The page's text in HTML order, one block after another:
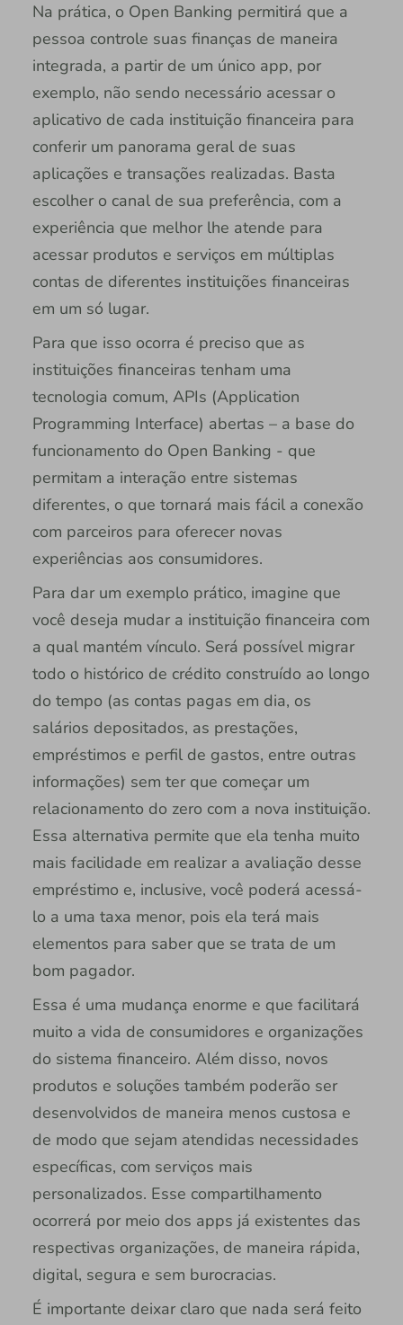
Na prática, o Open Banking permitirá que a
pessoa controle suas finanças de maneira
integrada, a partir de um único app, por
exemplo, não sendo necessário acessar o
aplicativo de cada instituição financeira para
conferir um panorama geral de suas
aplicações e transações realizadas. Basta
escolher o canal de sua preferência, com a
experiência que melhor lhe atende para
acessar produtos e serviços em múltiplas
contas de diferentes instituições financeiras
em um só lugar.
Para que isso ocorra é preciso que as
instituições financeiras tenham uma
tecnologia comum, APIs (Application
Programming Interface) abertas – a base do
funcionamento do Open Banking - que
permitam a interação entre sistemas
diferentes, o que tornará mais fácil a conexão
com parceiros para oferecer novas
experiências aos consumidores.
Para dar um exemplo prático, imagine que
você deseja mudar a instituição financeira com
a qual mantém vínculo. Será possível migrar
todo o histórico de crédito construído ao longo
do tempo (as contas pagas em dia, os
salários depositados, as prestações,
empréstimos e perfil de gastos, entre outras
informações) sem ter que começar um
relacionamento do zero com a nova instituição.
Essa alternativa permite que ela tenha muito
mais facilidade em realizar a avaliação desse
empréstimo e, inclusive, você poderá acessá-
lo a uma taxa menor, pois ela terá mais
elementos para saber que se trata de um
bom pagador.
Essa é uma mudança enorme e que facilitará
muito a vida de consumidores e organizações
do sistema financeiro. Além disso, novos
produtos e soluções também poderão ser
desenvolvidos de maneira menos custosa e
de modo que sejam atendidas necessidades
específicas, com serviços mais
personalizados. Esse compartilhamento
ocorrerá por meio dos apps já existentes das
respectivas organizações, de maneira rápida,
digital, segura e sem burocracias.
É importante deixar claro que nada será feito